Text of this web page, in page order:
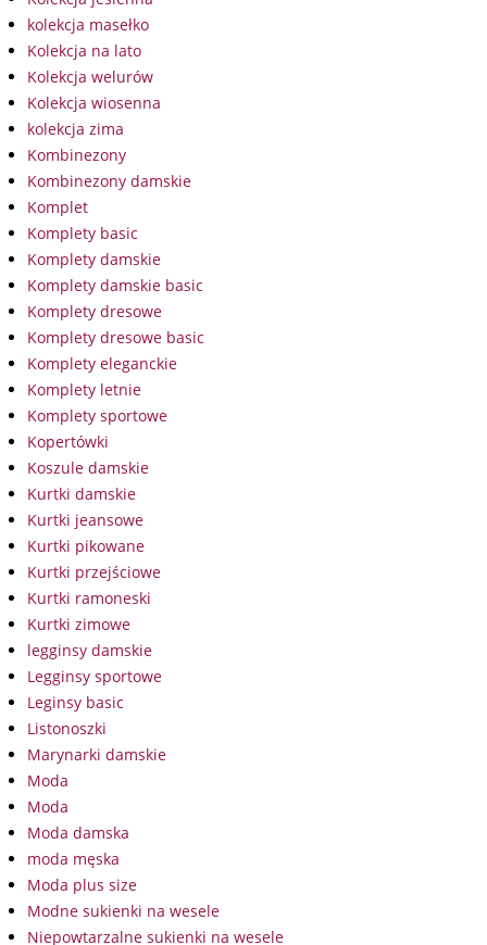
kolekcja masełko
Kolekcja na lato
Kolekcja welurów
Kolekcja wiosenna
kolekcja zima
Kombinezony
Kombinezony damskie
Komplet
Komplety basic
Komplety damskie
Komplety damskie basic
Komplety dresowe
Komplety dresowe basic
Komplety eleganckie
Komplety letnie
Komplety sportowe
Kopertówki
Koszule damskie
Kurtki damskie
Kurtki jeansowe
Kurtki pikowane
Kurtki przejściowe
Kurtki ramoneski
Kurtki zimowe
legginsy damskie
Legginsy sportowe
Leginsy basic
Listonoszki
Marynarki damskie
Moda
Moda
Moda damska
moda męska
Moda plus size
Modne sukienki na wesele
Niepowtarzalne sukienki na wesele